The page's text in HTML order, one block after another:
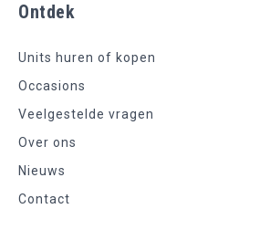
Ontdek
Units huren of kopen
Occasions
Veelgestelde vragen
Over ons
Nieuws
Contact